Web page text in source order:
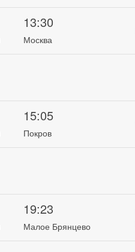
13:30
Москва
15:05
Покров
19:23
Малое Брянцево